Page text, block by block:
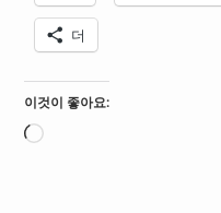
더
이것이 좋아요:
로